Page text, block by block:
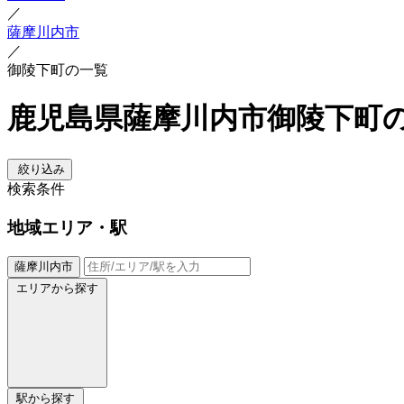
／
薩摩川内市
／
御陵下町の一覧
鹿児島県薩摩川内市御陵下町
絞り込み
検索条件
地域エリア・駅
薩摩川内市
エリアから探す
駅から探す